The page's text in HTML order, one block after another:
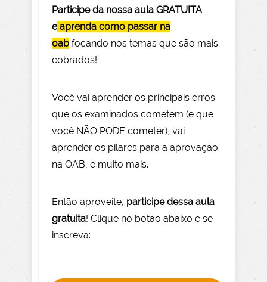
Participe da nossa aula GRATUITA
e aprenda como passar na
oab focando nos temas que são mais
cobrados!
Você vai aprender os principais erros
que os examinados cometem (e que
você NÃO PODE cometer), vai
aprender os pilares para a aprovação
na OAB, e muito mais.
Então aproveite, participe dessa aula
gratuita! Clique no botão abaixo e se
inscreva: